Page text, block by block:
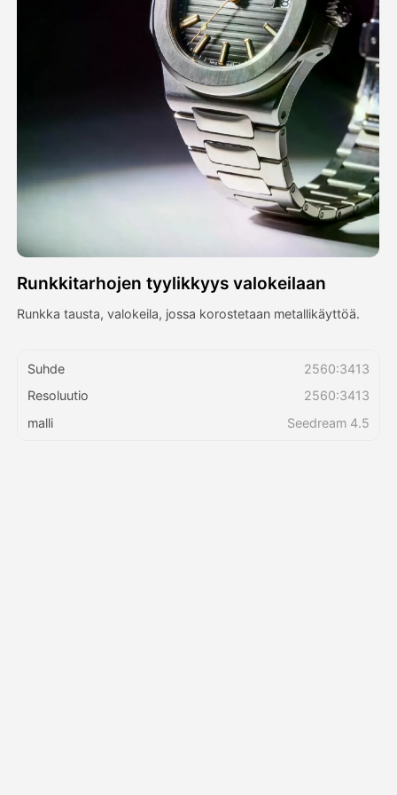
▼
▼
▼
Muut työkalut ▼
Näytä kaikki mallit
Blogi
Runkkitarhojen tyylikkyys valokeilaan
Runkka tausta, valokeila, jossa korostetaan metallikäyttöä.
Suhde
2560:3413
Resoluutio
2560:3413
malli
Seedream 4.5